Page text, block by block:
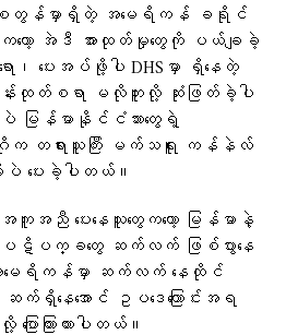
ာ်စတွန်မှာရှိတဲ့ အမေရိကန် ခရိုင်
ကတော့ အဲဒီ အားထုတ်မှုတွေကို ပယ်ချခဲ့
ာ၊ ပေးအပ်ဖို့ပါ DHSမှာ ရှိနေတဲ့
းထုတ်စရာ မလိုဘူးလို့ ဆုံးဖြတ်ခဲ့ပါ
ြန်မာနိုင်ငံသားတွေရဲ့
က တရားသူကြီး မက်သရူး ကန်နဲလ်
ပဲ ပေးခဲ့ပါတယ်။
း အကူအညီ ပေးနေသူတွေကတော့ မြန်မာနဲ့
ဋိပက္ခတွေ ဆက်လက် ဖြစ်ပွားနေ
ေ အမေရိကန်မှာ ဆက်လက် နေထိုင်
ေအောင် ဥပဒေကြောင်းအရ
ောကြားထားပါတယ်။